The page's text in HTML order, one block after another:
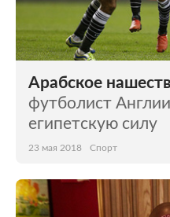
Арабское
футболист
египетскую силу
23 мая 2018 Спорт